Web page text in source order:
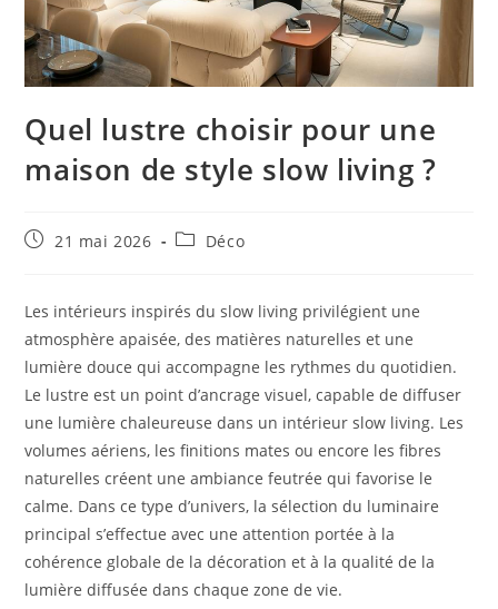
Quel lustre choisir pour une
maison de style slow living ?
Publication
21 mai 2026
PostDéco
Les intérieurs inspirés du slow living privilégient une
atmosphère apaisée, des matières naturelles et une
lumière douce qui accompagne les rythmes du quotidien.
Le lustre est un point d’ancrage visuel, capable de diffuser
une lumière chaleureuse dans un intérieur slow living. Les
volumes aériens, les finitions mates ou encore les fibres
naturelles créent une ambiance feutrée qui favorise le
calme. Dans ce type d’univers, la sélection du luminaire
principal s’effectue avec une attention portée à la
cohérence globale de la décoration et à la qualité de la
lumière diffusée dans chaque zone de vie.